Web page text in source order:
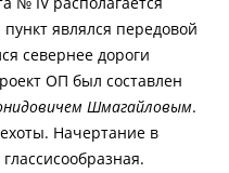
являлся передовой
севернее дороги
ОП был составлен
Шмагайловым.
Начертание в